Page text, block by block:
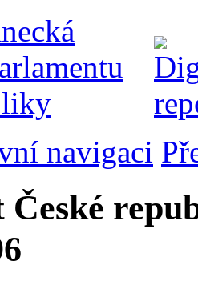
navigaci